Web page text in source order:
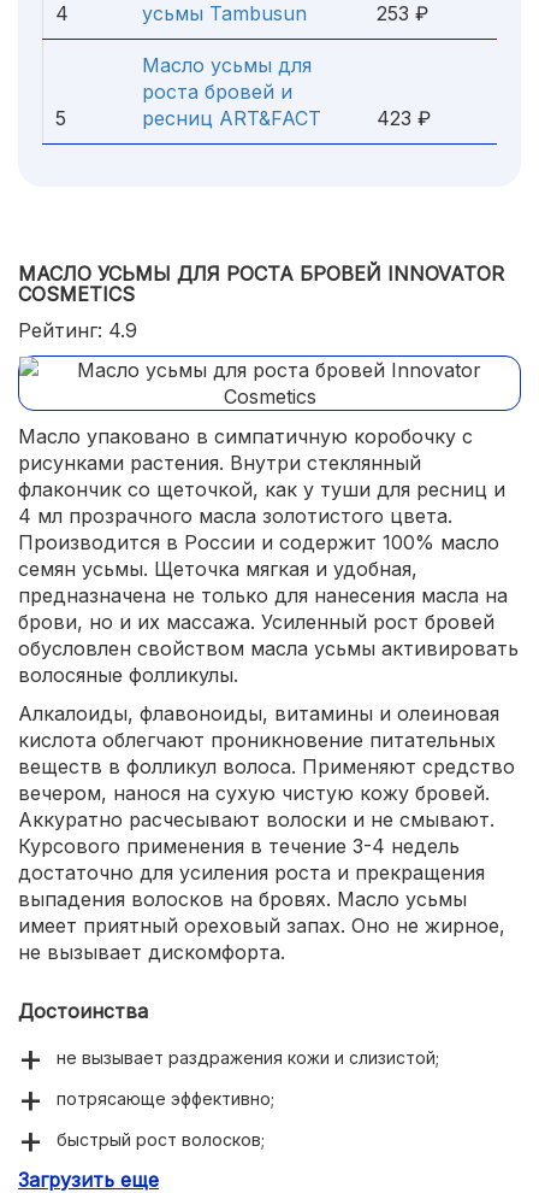
4
усьмы Tambusun
253 ₽
5
Масло усьмы для
роста бровей и
ресниц ART&FACT
423 ₽
МАСЛО УСЬМЫ ДЛЯ РОСТА БРОВЕЙ INNOVATOR
COSMETICS
Рейтинг: 4.9
Масло упаковано в симпатичную коробочку с
рисунками растения. Внутри стеклянный
флакончик со щеточкой, как у туши для ресниц и
4 мл прозрачного масла золотистого цвета.
Производится в России и содержит 100% масло
семян усьмы. Щеточка мягкая и удобная,
предназначена не только для нанесения масла на
брови, но и их массажа. Усиленный рост бровей
обусловлен свойством масла усьмы активировать
волосяные фолликулы.
Алкалоиды, флавоноиды, витамины и олеиновая
кислота облегчают проникновение питательных
веществ в фолликул волоса. Применяют средство
вечером, нанося на сухую чистую кожу бровей.
Аккуратно расчесывают волоски и не смывают.
Курсового применения в течение 3-4 недель
достаточно для усиления роста и прекращения
выпадения волосков на бровях. Масло усьмы
имеет приятный ореховый запах. Оно не жирное,
не вызывает дискомфорта.
Достоинства
не вызывает раздражения кожи и слизистой;
потрясающе эффективно;
быстрый рост волосков;
брови густые, с глянцевым блеском;
Загрузить еще